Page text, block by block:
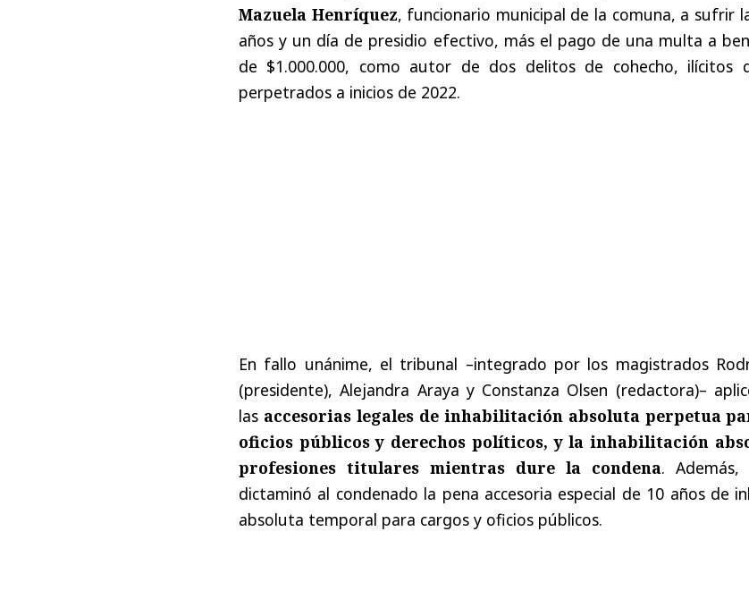
Mazuela Henríquez, funcionario municipal de la comuna, a sufrir
años y un día de presidio efectivo, más el pago de una multa a
de $1.000.000, como autor de dos delitos de cohecho, ilícitos
perpetrados a inicios de 2022.
En fallo unánime, el tribunal –integrado por los magistrados
(presidente), Alejandra Araya y Constanza Olsen (redactora)–
las accesorias legales de inhabilitación absoluta perpetua
oficios públicos y derechos políticos, y la inhabilitación
profesiones titulares mientras dure la condena.
dictaminó al condenado la pena accesoria especial de 10 años de
absoluta temporal para cargos y oficios públicos.